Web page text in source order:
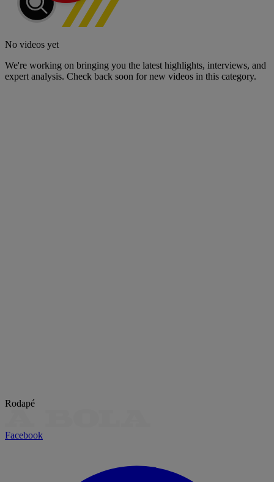
No videos yet
We're working on bringing you the latest highlights, interviews, and
expert analysis. Check back soon for new videos in this category.
Rodapé
Facebook